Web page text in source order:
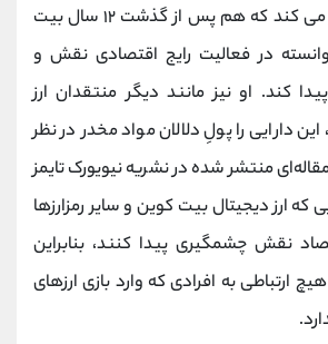
است. کراگمن تصور می کند که هم پس از گذشت ‍۱۲ سال بیت
در فعالیت رایج اقتصادی نقش و
کند. او نیز مانند دیگر منتقدان ارز
دارایی را پولِ دلالان مواد مخدر در نظر
منتشر شده در نشریه نیویورک تایمز
که ارز دیجیتال بیت کوین و سایر رمزارزها
نقش چشمگیری پیدا کنند، بنابراین
ارتباطی به افرادی که وارد بازی ارزهای